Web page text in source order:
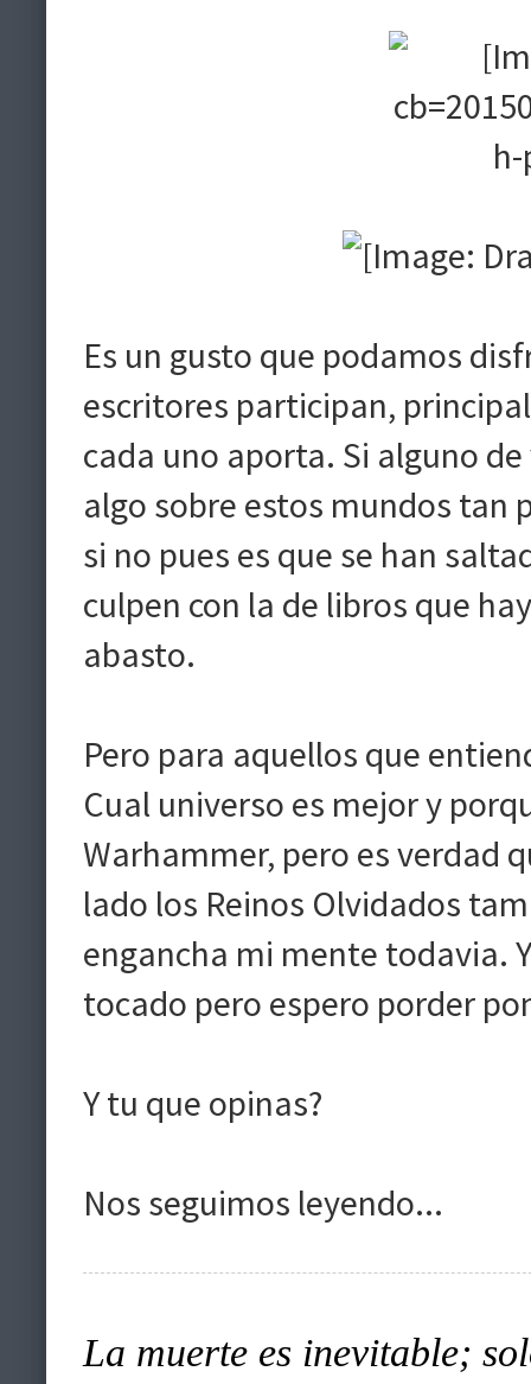
Es un gusto que podamos
escritores participan,
cada uno aporta. Si alguno
algo sobre estos mundos tan
si no pues es que se han
culpen con la de libros que
abasto.
Pero para aquellos que
Cual universo es mejor y
Warhammer, pero es verdad
lado los Reinos Olvidados
engancha mi mente todavia.
tocado pero espero porder
Y tu que opinas?
Nos seguimos leyendo...
La muerte es inevitable;